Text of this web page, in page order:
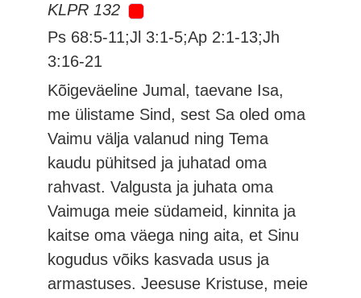
KLPR 132
Ps 68:5-11;Jl 3:1-5;Ap 2:1-13;Jh
3:16-21
Kõigeväeline Jumal, taevane Isa,
me ülistame Sind, sest Sa oled oma
Vaimu välja valanud ning Tema
kaudu pühitsed ja juhatad oma
rahvast. Valgusta ja juhata oma
Vaimuga meie südameid, kinnita ja
kaitse oma väega ning aita, et Sinu
kogudus võiks kasvada usus ja
armastuses. Jeesuse Kristuse, meie